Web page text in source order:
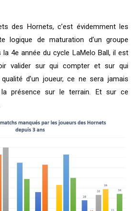
des Hornets, c’est évidemment les
logique de maturation d’un groupe
la 4e année du cycle LaMelo Ball, il est
valider sur qui compter et sur qui
d’un joueur, ce ne sera jamais
la présence sur le terrain. Et sur ce